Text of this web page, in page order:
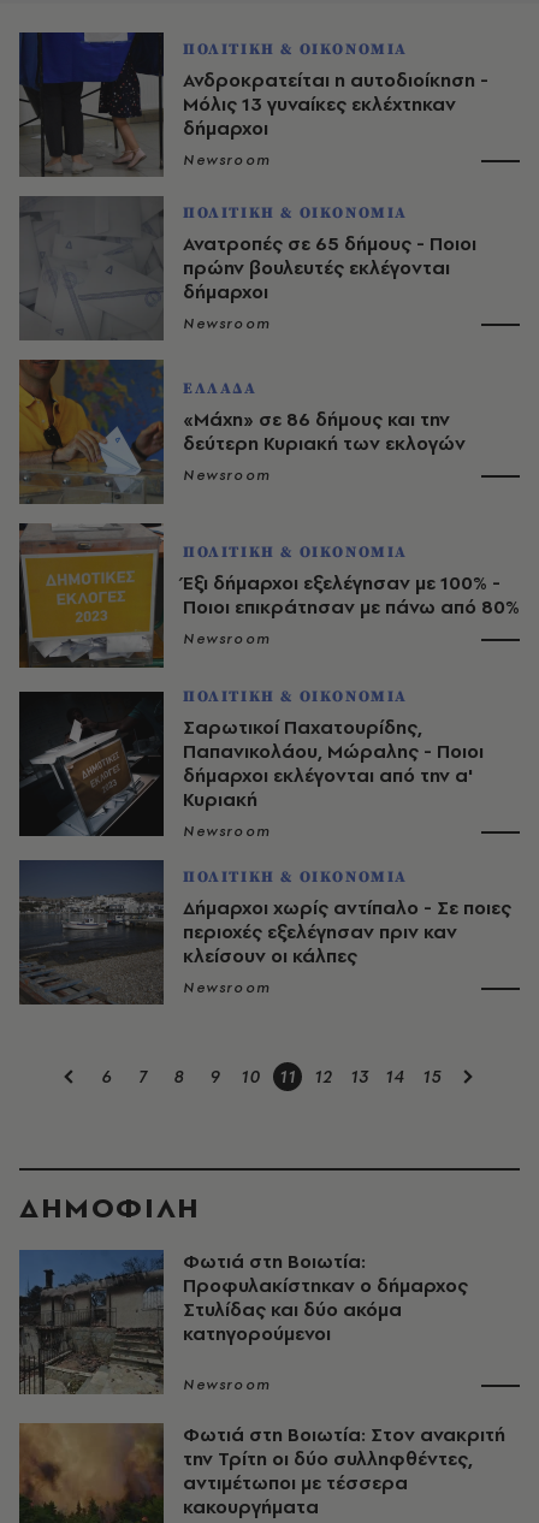
ΠΟΛΙΤΙΚΗ & ΟΙΚΟΝΟΜΙΑ
Ανδροκρατείται η αυτοδιοίκηση -
Μόλις 13 γυναίκες εκλέχτηκαν
δήμαρχοι
Newsroom
ΠΟΛΙΤΙΚΗ & ΟΙΚΟΝΟΜΙΑ
Ανατροπές σε 65 δήμους - Ποιοι
πρώην βουλευτές εκλέγονται
δήμαρχοι
Newsroom
ΕΛΛΑΔΑ
«Μάχη» σε 86 δήμους και την
δεύτερη Κυριακή των εκλογών
Newsroom
ΠΟΛΙΤΙΚΗ & ΟΙΚΟΝΟΜΙΑ
Έξι δήμαρχοι εξελέγησαν με 100% -
Ποιοι επικράτησαν με πάνω από 80%
Newsroom
ΠΟΛΙΤΙΚΗ & ΟΙΚΟΝΟΜΙΑ
Σαρωτικοί Παχατουρίδης,
Παπανικολάου, Μώραλης - Ποιοι
δήμαρχοι εκλέγονται από την α'
Κυριακή
Newsroom
ΠΟΛΙΤΙΚΗ & ΟΙΚΟΝΟΜΙΑ
Δήμαρχοι χωρίς αντίπαλο - Σε ποιες
περιοχές εξελέγησαν πριν καν
κλείσουν οι κάλπες
Newsroom
6 7 8 9 10 11 12 13 14 15
ΔΗΜΟΦΙΛΗ
Φωτιά στη Βοιωτία:
Προφυλακίστηκαν ο δήμαρχος
Στυλίδας και δύο ακόμα
κατηγορούμενοι
Newsroom
Φωτιά στη Βοιωτία: Στον ανακριτή
την Τρίτη οι δύο συλληφθέντες,
αντιμέτωποι με τέσσερα
κακουργήματα